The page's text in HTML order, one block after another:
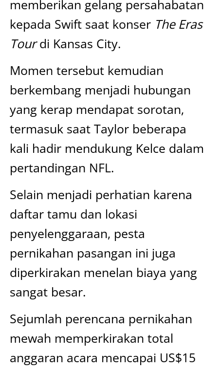
memberikan gelang persahabatan
kepada Swift saat konser The Eras
Tourdi Kansas City.
Momen tersebut kemudian
berkembang menjadi hubungan
yang kerap mendapat sorotan,
termasuk saat Taylor beberapa
kali hadir mendukung Kelce dalam
pertandingan NFL.
Selain menjadi perhatian karena
daftar tamu dan lokasi
penyelenggaraan, pesta
pernikahan pasangan ini juga
diperkirakan menelan biaya yang
sangat besar.
Sejumlah perencana pernikahan
mewah memperkirakan total
anggaran acara mencapai US$15